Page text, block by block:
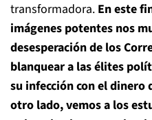
transformadora. En este
imágenes potentes nos
desesperación de los
blanquear a las élites
su infección con el dinero
otro lado, vemos a los